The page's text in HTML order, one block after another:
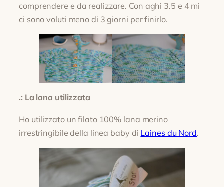
comprendere e da realizzare. Con aghi 3.5 e 4 mi
ci sono voluti meno di 3 giorni per finirlo.
.: La lana utilizzata
Ho utilizzato un filato 100% lana merino
irrestringibile della linea baby di Laines du Nord.